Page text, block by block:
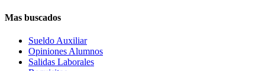
Mas buscados
Sueldo Auxiliar
Opiniones Alumnos
Salidas Laborales